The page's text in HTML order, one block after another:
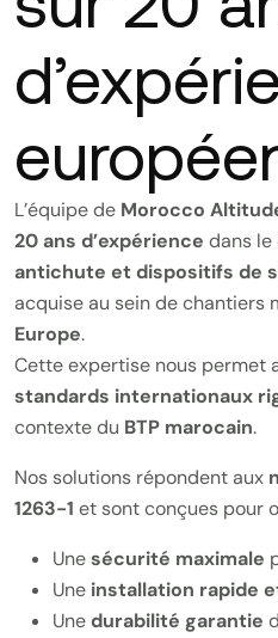
L’équipe de Morocco
20 ans d’expérience dans le
antichute et dispositifs de
acquise au sein de chantiers
Europe.
Cette expertise nous permet
standards internationaux
contexte du BTP marocain.
Nos solutions répondent aux
1263-1 et sont conçues pour
Unesécurité maximale
Une installation rapide
Unedurabilité garantie